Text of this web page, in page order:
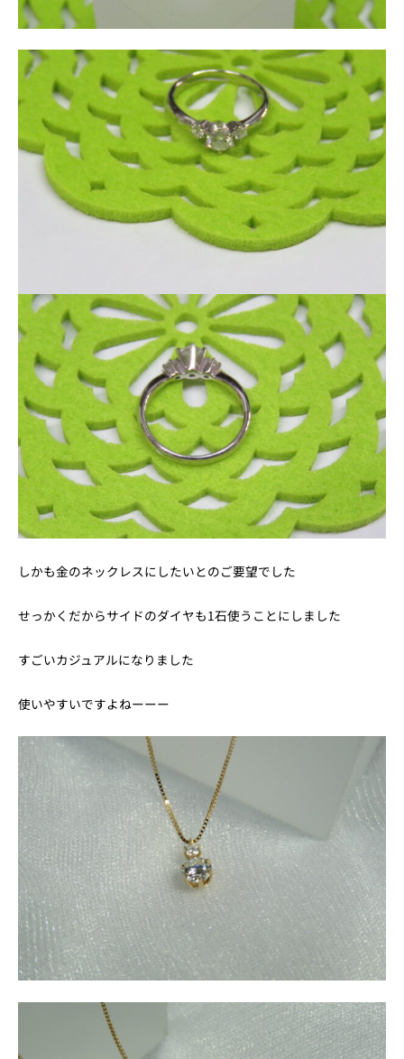
しかも金のネックレスにしたいとのご要望でした
せっかくだからサイドのダイヤも1石使うことにしました
すごいカジュアルになりました
使いやすいですよねーーー